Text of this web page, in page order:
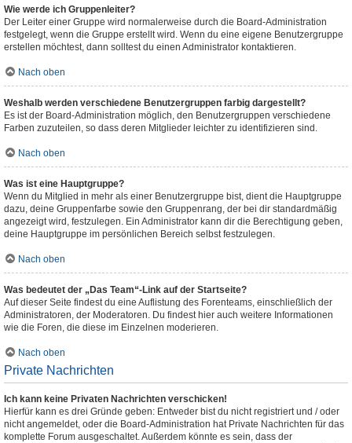
Wie werde ich Gruppenleiter?
Der Leiter einer Gruppe wird normalerweise durch die Board-Administration
festgelegt, wenn die Gruppe erstellt wird. Wenn du eine eigene Benutzergruppe
erstellen möchtest, dann solltest du einen Administrator kontaktieren.
Nach oben
Weshalb werden verschiedene Benutzergruppen farbig dargestellt?
Es ist der Board-Administration möglich, den Benutzergruppen verschiedene
Farben zuzuteilen, so dass deren Mitglieder leichter zu identifizieren sind.
Nach oben
Was ist eine Hauptgruppe?
Wenn du Mitglied in mehr als einer Benutzergruppe bist, dient die Hauptgruppe
dazu, deine Gruppenfarbe sowie den Gruppenrang, der bei dir standardmäßig
angezeigt wird, festzulegen. Ein Administrator kann dir die Berechtigung geben,
deine Hauptgruppe im persönlichen Bereich selbst festzulegen.
Nach oben
Was bedeutet der „Das Team“-Link auf der Startseite?
Auf dieser Seite findest du eine Auflistung des Forenteams, einschließlich der
Administratoren, der Moderatoren. Du findest hier auch weitere Informationen
wie die Foren, die diese im Einzelnen moderieren.
Nach oben
Private Nachrichten
Ich kann keine Privaten Nachrichten verschicken!
Hierfür kann es drei Gründe geben: Entweder bist du nicht registriert und / oder
nicht angemeldet, oder die Board-Administration hat Private Nachrichten für das
komplette Forum ausgeschaltet. Außerdem könnte es sein, dass der